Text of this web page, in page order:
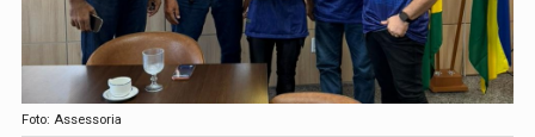
Foto: Assessoria